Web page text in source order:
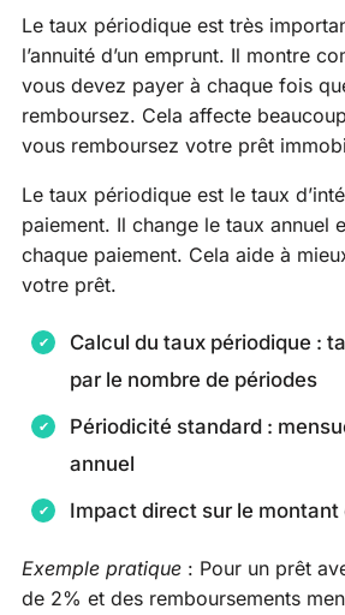
Le taux périodique est très
l’annuité d’un emprunt. Il montre
vous devez payer à chaque fois
remboursez. Cela affecte
vous remboursez votre prêt
Le taux périodique est le taux
paiement. Il change le taux annuel
chaque paiement. Cela aide à
votre prêt.
Calcul du taux périodique :
par le nombre de périodes
Périodicité standard :
annuel
Impact direct sur le
Exemple pratique : Pour un prêt
de 2% et des remboursements